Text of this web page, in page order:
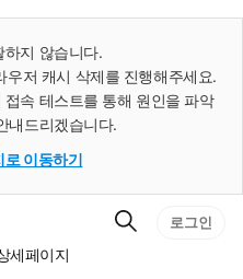
하지 않습니다.
저 캐시 삭제를 진행해주세요.
속 테스트를 통해 원인을 파악
내드리겠습니다.
로 이동하기
검
로그인
세페이지